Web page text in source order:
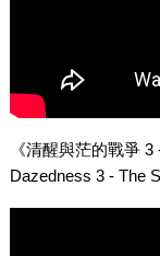
《清醒與茫的戰爭
Dazedness 3 - The